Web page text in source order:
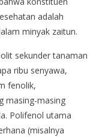
adalah
minyak zaitun.
sekunder tanaman
ribu senyawa,
fenolik,
masing-masing
Polifenol utama
(misalnya